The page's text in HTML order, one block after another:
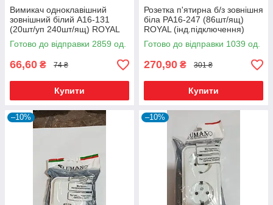
Вимикач одноклавішний
зовнішний білий А16-131
(20шт/уп 240шт/ящ) ROYAL
(19953)*
Готово до відправки 2859 од.
66,60 ₴ 74 ₴
Купити
Розетка п'ятирна б/з зовнішня
біла РА16-247 (86шт/ящ)
ROYAL (інд.підключення)
(19965)*
Готово до відправки 1039 од.
270,90 ₴ 301 ₴
Купити
–10% –10%